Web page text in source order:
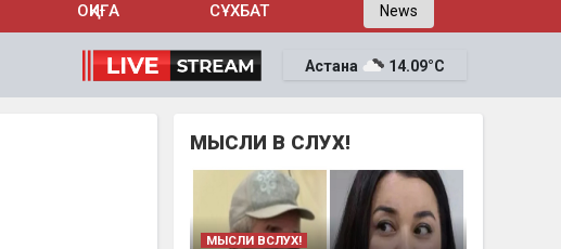
ОҚИҒА СҰХБАТ News
Астана 14.09°C
МЫСЛИ В СЛУХ!
МЫСЛИ ВСЛУХ!